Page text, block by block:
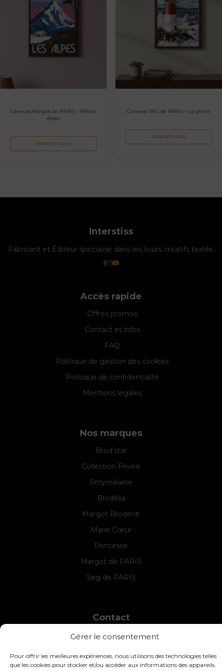
Gérer le consentement
Pour offrir les meilleures expériences, nous utilisons des technologies telles
que les cookies pour stocker et/ou accéder aux informations des appareils.
Canevas Margot de PARIS – Affiche
Alpes
VOIR DÉTAILS
Canevas SEG de PARIS – Le phare
VOIR DÉTAILS
Interstiss
Fabricant et Éditeur spécialisé dans les loisirs créatifs textile.
Accès rapide
Offres promos
Contact et infos
FAQ
Politique de gestion des cookies
Politique de confidentialité
Mentions légales
Nos marques
Brod'star
Collection Privée
Smyrnalaine
Brodélia
Margot Broderie
Marie Cœur
Princesse
Margot de PARIS
Seg de PARIS
Contact
INTERSTISS
42360 Panissières
France